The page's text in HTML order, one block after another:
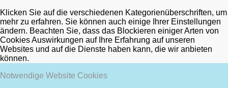
Klicken Sie auf die verschiedenen Kategorienüberschriften, um
mehr zu erfahren. Sie können auch einige Ihrer Einstellungen
ändern. Beachten Sie, dass das Blockieren einiger Arten von
Cookies Auswirkungen auf Ihre Erfahrung auf unseren
Websites und auf die Dienste haben kann, die wir anbieten
können.
Notwendige Website Cookies